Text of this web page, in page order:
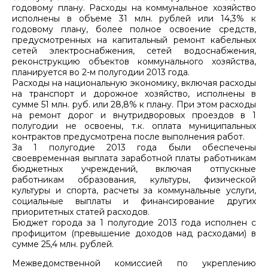
годовому плану. Расходы на коммунальное хозяйство
исполнены в объеме 31 млн. рублей или 14,3% к
годовому плану, более полное освоение средств,
предусмотренных на капитальный ремонт кабельных
сетей электроснабжения, сетей водоснабжения,
реконструкцию объектов коммунального хозяйства,
планируется во 2-м полугодии 2013 года.
Расходы на национальную экономику, включая расходы
на транспорт и дорожное хозяйство, исполнены в
сумме 51 млн. руб. или 28,8% к плану. При этом расходы
на ремонт дорог и внутридворовых проездов в 1
полугодии не освоены, т.к. оплата муниципальных
контрактов предусмотрена после выполнения работ.
За 1 полугодие 2013 года были обеспечены
своевременная выплата заработной платы работникам
бюджетных учреждений, включая отпускные
работникам образования, культуры, физической
культуры и спорта, расчеты за коммунальные услуги,
социальные выплаты и финансирование других
приоритетных статей расходов.
Бюджет города за 1 полугодие 2013 года исполнен с
профицитом (превышение доходов над расходами) в
сумме 25,4 млн. рублей.
Межведомственной комиссией по укреплению